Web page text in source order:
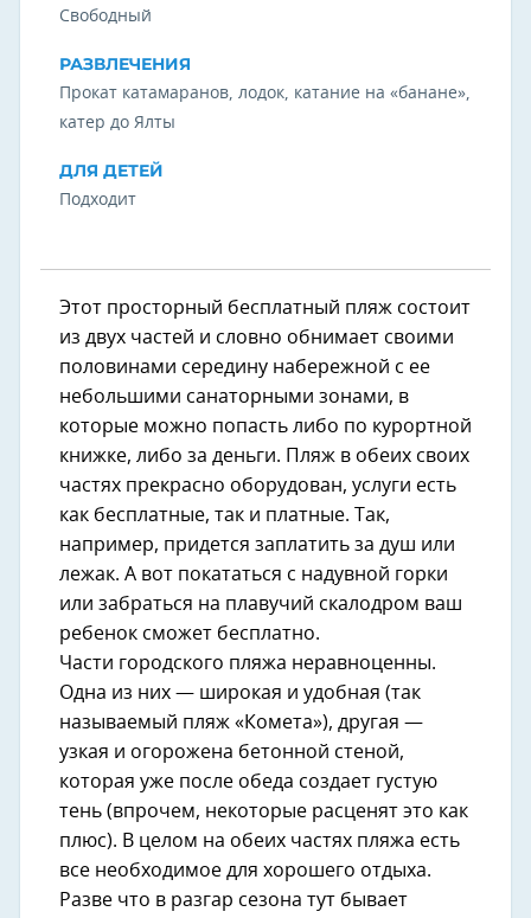
Свободный
РАЗВЛЕЧЕНИЯ
Прокат катамаранов, лодок, катание на «банане»,
катер до Ялты
ДЛЯ ДЕТЕЙ
Подходит
Этот просторный бесплатный пляж состоит
из двух частей и словно обнимает своими
половинами середину набережной с ее
небольшими санаторными зонами, в
которые можно попасть либо по курортной
книжке, либо за деньги. Пляж в обеих своих
частях прекрасно оборудован, услуги есть
как бесплатные, так и платные. Так,
например, придется заплатить за душ или
лежак. А вот покататься с надувной горки
или забраться на плавучий скалодром ваш
ребенок сможет бесплатно.
Части городского пляжа неравноценны.
Одна из них — широкая и удобная (так
называемый пляж «Комета»), другая —
узкая и огорожена бетонной стеной,
которая уже после обеда создает густую
тень (впрочем, некоторые расценят это как
плюс). В целом на обеих частях пляжа есть
все необходимое для хорошего отдыха.
Разве что в разгар сезона тут бывает